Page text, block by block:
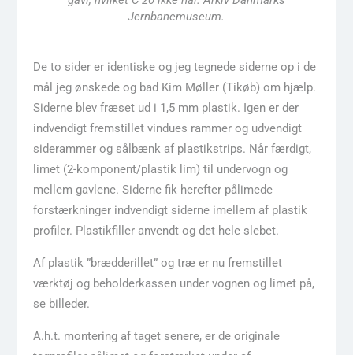
Jernbanemuseum.
De to sider er identiske og jeg tegnede siderne op i de
mål jeg ønskede og bad Kim Møller (Tikøb) om hjælp.
Siderne blev fræset ud i 1,5 mm plastik. Igen er der
indvendigt fremstillet vindues rammer og udvendigt
siderammer og sålbænk af plastikstrips. Når færdigt,
limet (2-komponent/plastik lim) til undervogn og
mellem gavlene. Siderne fik herefter pålimede
forstærkninger indvendigt siderne imellem af plastik
profiler. Plastikfiller anvendt og det hele slebet.
Af plastik ”brædderillet” og træ er nu fremstillet
værktøj og beholderkassen under vognen og limet på,
se billeder.
A.h.t. montering af taget senere, er de originale